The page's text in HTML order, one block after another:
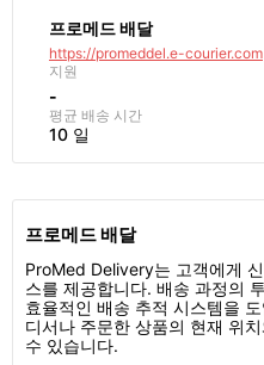
프로메드 배달
https://promeddel.e-courier.com
지원
-
평균 배송 시간
10 일
프로메드 배달
ProMed Delivery는 고객에게
스를 제공합니다. 배송 과정의
효율적인 배송 추적 시스템을
디서나 주문한 상품의 현재 위
수 있습니다.